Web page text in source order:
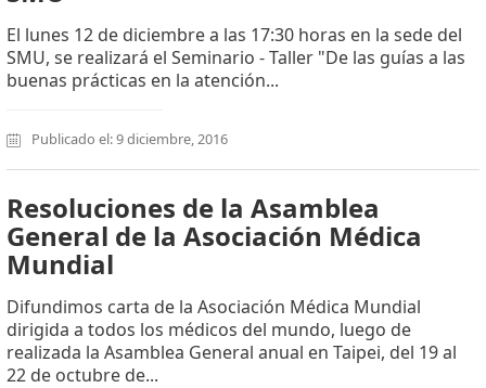
El lunes 12 de diciembre a las 17:30 horas en la sede del
SMU, se realizará el Seminario - Taller "De las guías a las
buenas prácticas en la atención...
Publicado el: 9 diciembre, 2016
Resoluciones de la Asamblea
General de la Asociación Médica
Mundial
Difundimos carta de la Asociación Médica Mundial
dirigida a todos los médicos del mundo, luego de
realizada la Asamblea General anual en Taipei, del 19 al
22 de octubre de...